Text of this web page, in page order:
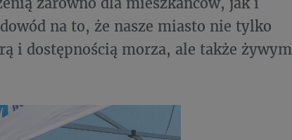
na to, że nasze miasto nie tylko
i dostępnością morza, ale także żywym